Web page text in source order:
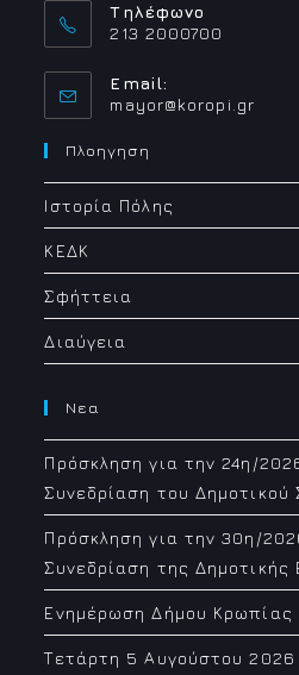
Τηλέφωνο
213 2000700
Email:
mayor@koropi.grOpens
Πλοηγηση
Ιστορία Πόλης
ΚΕΔΚ
Σφήττεια
Διαύγεια
Νεα
Πρόσκληση για την 24η/
Συνεδρίαση του Δημοτικού
Πρόσκληση για την 30η/
Συνεδρίαση της Δημοτικής
Ενημέρωση Δήμου Κρωπίας
Τετάρτη 5 Αυγούστου 2026